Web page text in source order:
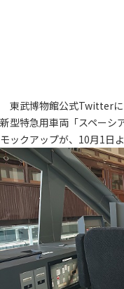
東武博物館公式Twitterに
新型特急用車両「スペーシ
モックアップが、10月1日